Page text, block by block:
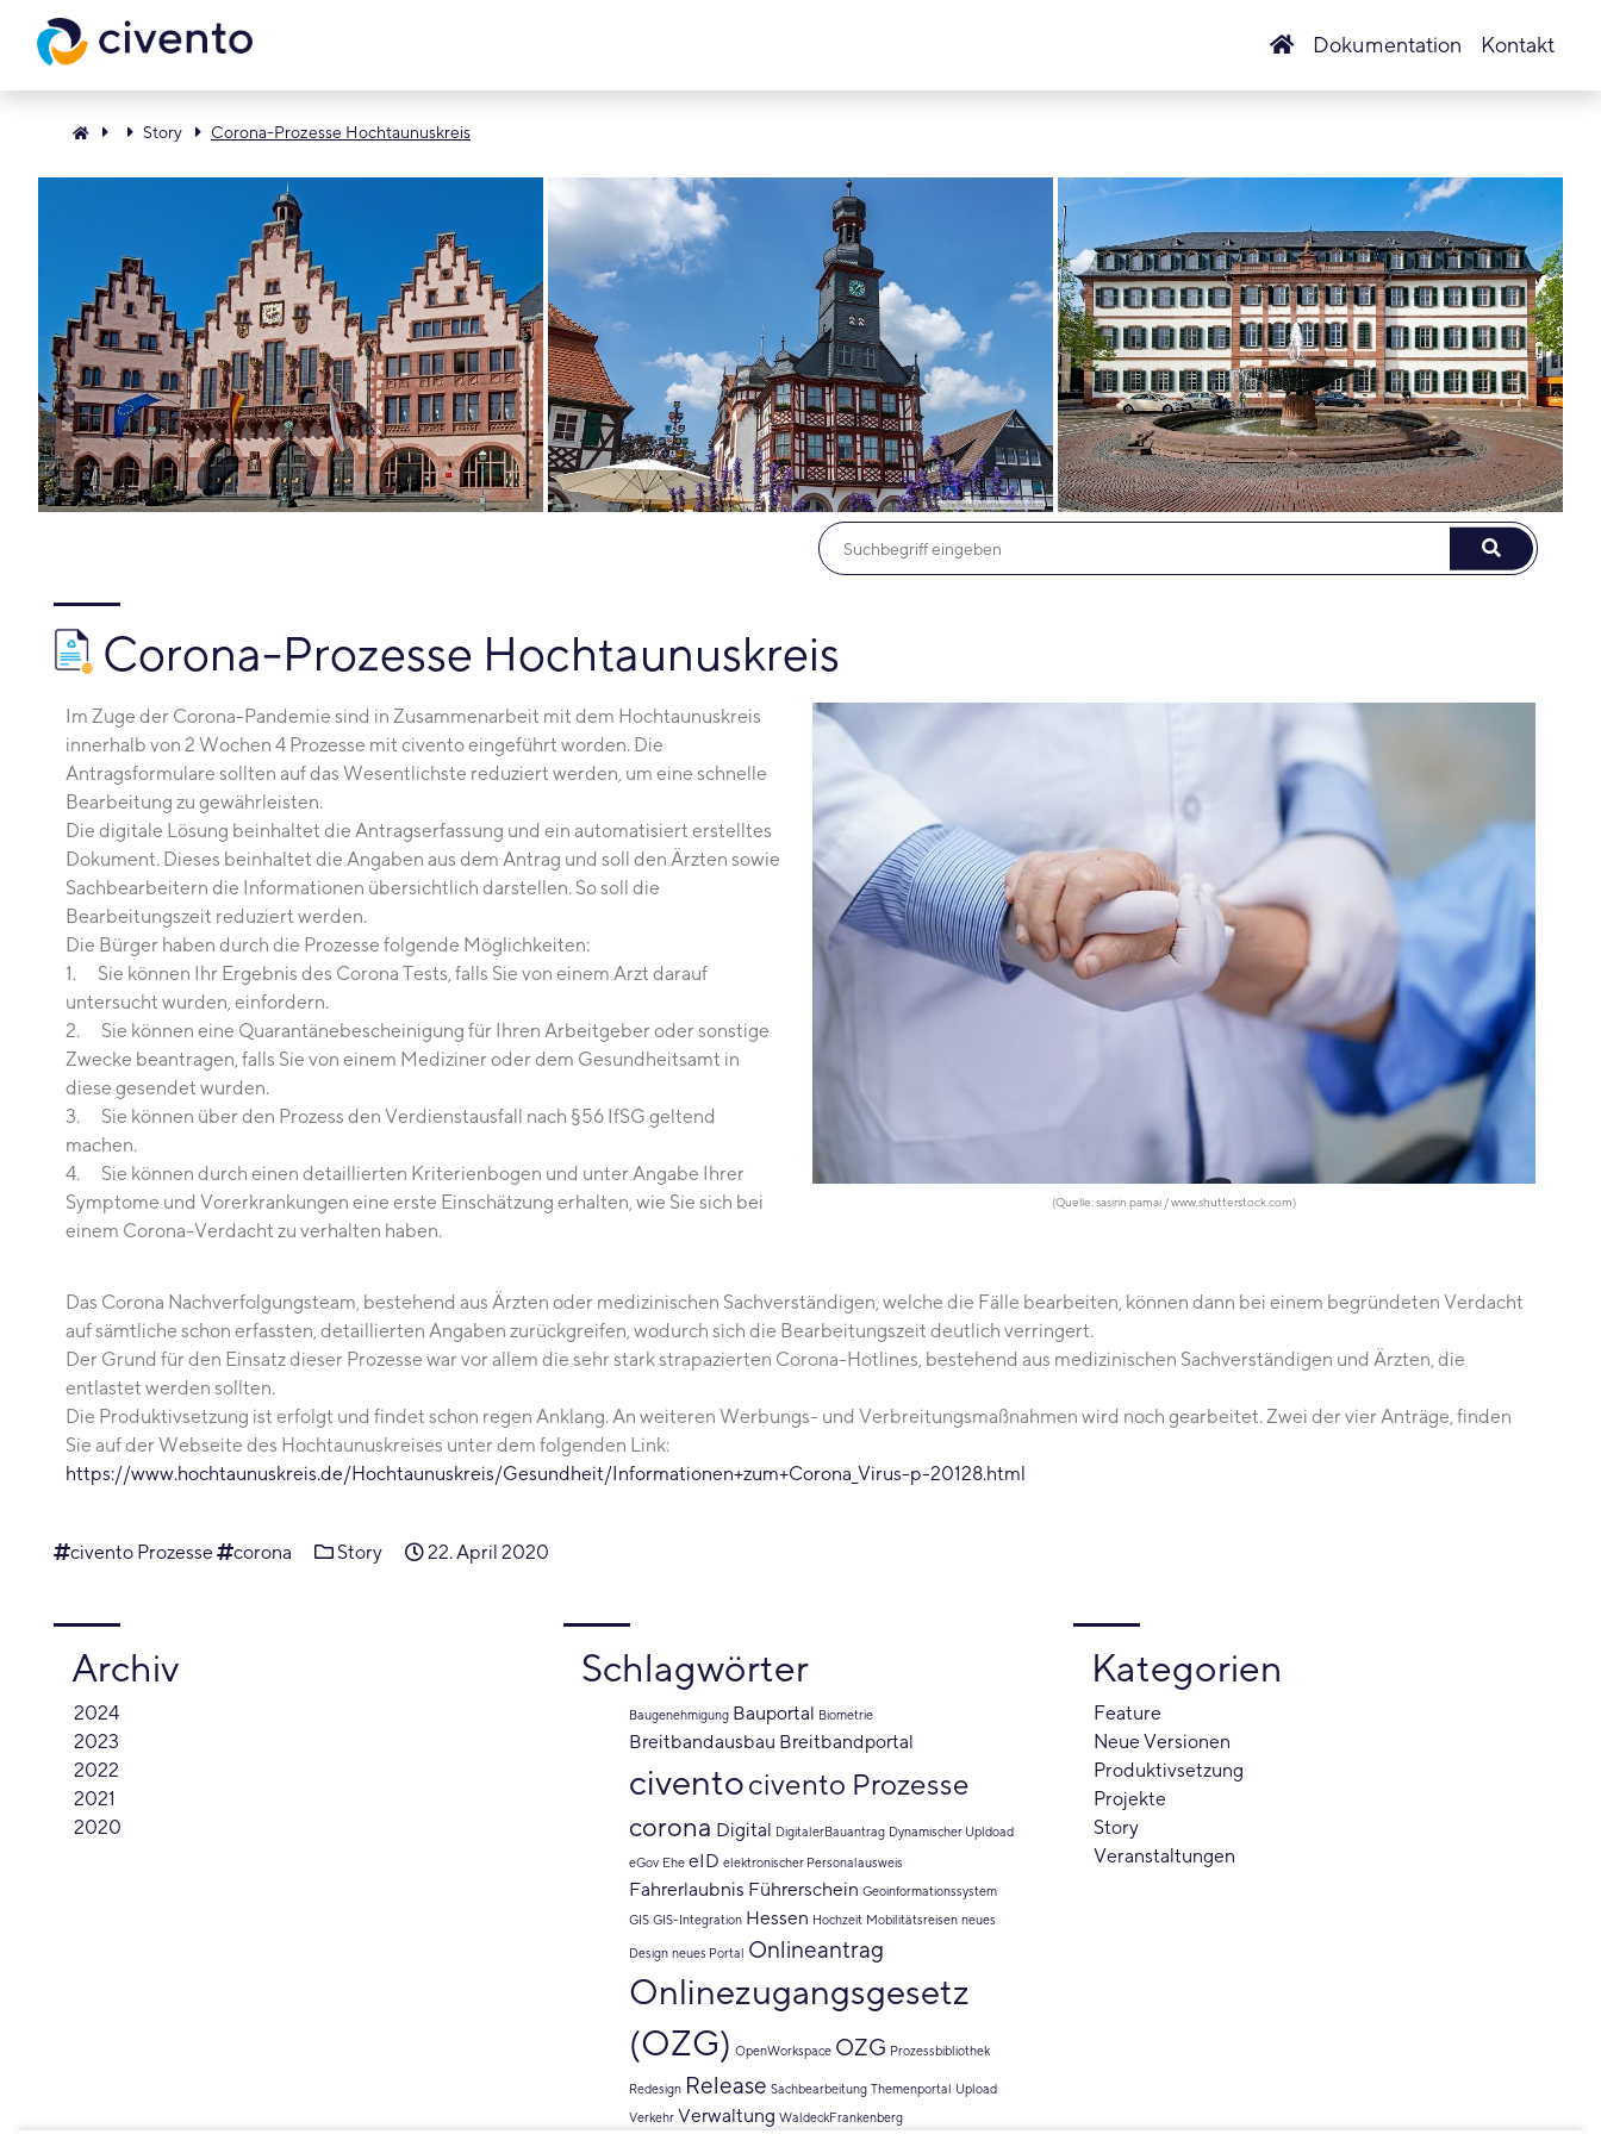
Dokumentation Kontakt
Story Corona-Prozesse Hochtaunuskreis
Corona-Prozesse Hochtaunuskreis
Im Zuge der Corona-Pandemie sind in Zusammenarbeit mit dem Hochtaunuskreis
innerhalb von 2 Wochen 4 Prozesse mit civento eingeführt worden. Die
Antragsformulare sollten auf das Wesentlichste reduziert werden, um eine schnelle
Bearbeitung zu gewährleisten.
Die digitale Lösung beinhaltet die Antragserfassung und ein automatisiert erstelltes
Dokument. Dieses beinhaltet die Angaben aus dem Antrag und soll den Ärzten sowie
Sachbearbeitern die Informationen übersichtlich darstellen. So soll die
Bearbeitungszeit reduziert werden.
Die Bürger haben durch die Prozesse folgende Möglichkeiten:
1. Sie können Ihr Ergebnis des Corona Tests, falls Sie von einem Arzt darauf
untersucht wurden, einfordern.
2. Sie können eine Quarantänebescheinigung für Ihren Arbeitgeber oder sonstige
Zwecke beantragen, falls Sie von einem Mediziner oder dem Gesundheitsamt in
diese gesendet wurden.
3. Sie können über den Prozess den Verdienstausfall nach §56 IfSG geltend
machen.
4. Sie können durch einen detaillierten Kriterienbogen und unter Angabe Ihrer
Symptome und Vorerkrankungen eine erste Einschätzung erhalten, wie Sie sich bei
einem Corona-Verdacht zu verhalten haben.
(Quelle: sasirin pamai / www.shutterstock.com)
Das Corona Nachverfolgungsteam, bestehend aus Ärzten oder medizinischen Sachverständigen, welche die Fälle bearbeiten, können dann bei einem begründeten Verdacht
auf sämtliche schon erfassten, detaillierten Angaben zurückgreifen, wodurch sich die Bearbeitungszeit deutlich verringert.
Der Grund für den Einsatz dieser Prozesse war vor allem die sehr stark strapazierten Corona-Hotlines, bestehend aus medizinischen Sachverständigen und Ärzten, die
entlastet werden sollten.
Die Produktivsetzung ist erfolgt und findet schon regen Anklang. An weiteren Werbungs- und Verbreitungsmaßnahmen wird noch gearbeitet. Zwei der vier Anträge, finden
Sie auf der Webseite des Hochtaunuskreises unter dem folgenden Link:
https://www.hochtaunuskreis.de/Hochtaunuskreis/Gesundheit/Informationen+zum+Corona_Virus-p-20128.html
civento Prozesse corona Story 22. April 2020
Archiv
2024
2023
2022
2021
2020
Schlagwörter
Baugenehmigung Bauportal Biometrie
Breitbandausbau Breitbandportal
civentocivento Prozesse
corona Digital DigitalerBauantrag Dynamischer Upldoad
eGov Ehe eID elektronischer Personalausweis
Fahrerlaubnis Führerschein Geoinformationssystem
GIS GIS-Integration Hessen Hochzeit Mobilitätsreisen neues
Design neues Portal Onlineantrag
Onlinezugangsgesetz
(OZG) OpenWorkspace OZG Prozessbibliothek
Redesign Release Sachbearbeitung Themenportal Upload
Verkehr Verwaltung WaldeckFrankenberg
Kategorien
Feature
Neue Versionen
Produktivsetzung
Projekte
Story
Veranstaltungen